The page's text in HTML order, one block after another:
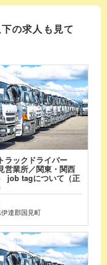
の求人も見て
ラックドライバー
営業所／関東・関西
job tagについて（正
達郡国見町